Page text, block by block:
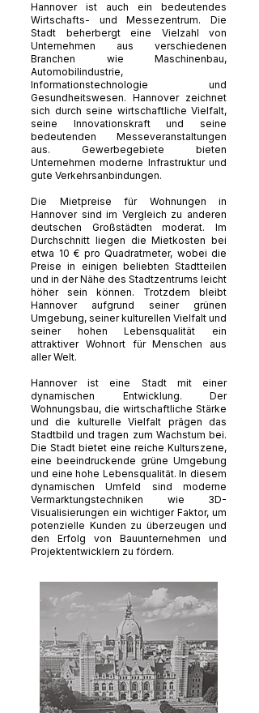
Hannover ist auch ein bedeutendes
Wirtschafts- und Messezentrum. Die
Stadt beherbergt eine Vielzahl von
Unternehmen aus verschiedenen
Branchen wie Maschinenbau,
Automobilindustrie,
Informationstechnologie und
Gesundheitswesen. Hannover zeichnet
sich durch seine wirtschaftliche Vielfalt,
seine Innovationskraft und seine
bedeutenden Messeveranstaltungen
aus. Gewerbegebiete bieten
Unternehmen moderne Infrastruktur und
gute Verkehrsanbindungen.
Die Mietpreise für Wohnungen in
Hannover sind im Vergleich zu anderen
deutschen Großstädten moderat. Im
Durchschnitt liegen die Mietkosten bei
etwa 10 € pro Quadratmeter, wobei die
Preise in einigen beliebten Stadtteilen
und in der Nähe des Stadtzentrums leicht
höher sein können. Trotzdem bleibt
Hannover aufgrund seiner grünen
Umgebung, seiner kulturellen Vielfalt und
seiner hohen Lebensqualität ein
attraktiver Wohnort für Menschen aus
aller Welt.
Hannover ist eine Stadt mit einer
dynamischen Entwicklung. Der
Wohnungsbau, die wirtschaftliche Stärke
und die kulturelle Vielfalt prägen das
Stadtbild und tragen zum Wachstum bei.
Die Stadt bietet eine reiche Kulturszene,
eine beeindruckende grüne Umgebung
und eine hohe Lebensqualität. In diesem
dynamischen Umfeld sind moderne
Vermarktungstechniken wie 3D-
Visualisierungen ein wichtiger Faktor, um
potenzielle Kunden zu überzeugen und
den Erfolg von Bauunternehmen und
Projektentwicklern zu fördern.